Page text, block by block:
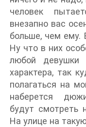
человек
внезапно вас
больше, чем ему.
Ну что в них
любой девушки
характера, так
полагаться на
наберется
будут смотреть
На улице на